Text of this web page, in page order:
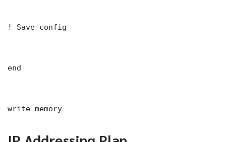
! Save config
end
write memory